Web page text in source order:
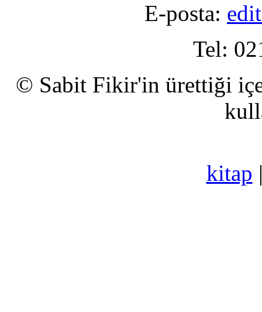
E-posta:
Tel:
© Sabit Fikir'in ürettiği
kitap